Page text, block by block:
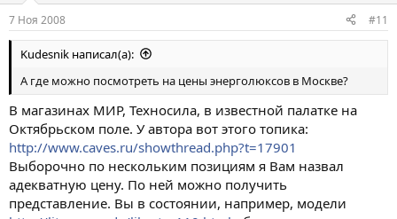
7 Ноя 2008 #11
Kudesnik написал(а):
А где можно посмотреть на цены энерголюксов в Москве?
В магазинах МИР, Техносила, в известной палатке на
Октябрьском поле. У автора вот этого топика:
http://www.caves.ru/showthread.php?t=17901
Выборочно по нескольким позициям я Вам назвал
адекватную цену. По ней можно получить
представление. Вы в состоянии, например, модели